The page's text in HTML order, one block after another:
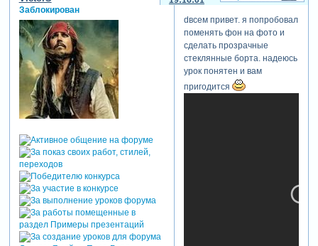
Заблокирован
dвсем привет. я попробовал
поменять фон на фото и
сделать прозрачные
стеклянные борта. надеюсь
урок понятен и вам
пригодится